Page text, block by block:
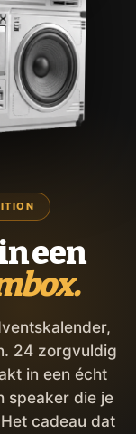
een
24 zorgvuldig
in een écht
speaker die je
cadeau dat